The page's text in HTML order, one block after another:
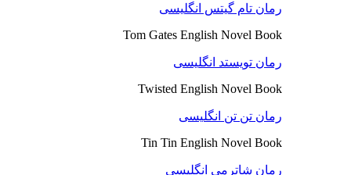
رمان تام گیتس انگلیسی
Tom Gates English Novel Book
رمان تویستد انگلیسی
Twisted English Novel Book
رمان تن تن انگلیسی
Tin Tin English Novel Book
رمان شاترمی انگلیسی